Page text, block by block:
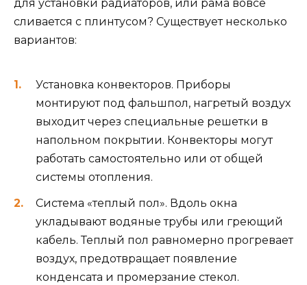
для установки радиаторов, или рама вовсе
сливается с плинтусом? Существует несколько
вариантов:
Установка конвекторов. Приборы
монтируют под фальшпол, нагретый воздух
выходит через специальные решетки в
напольном покрытии. Конвекторы могут
работать самостоятельно или от общей
системы отопления.
Система «теплый пол». Вдоль окна
укладывают водяные трубы или греющий
кабель. Теплый пол равномерно прогревает
воздух, предотвращает появление
конденсата и промерзание стекол.